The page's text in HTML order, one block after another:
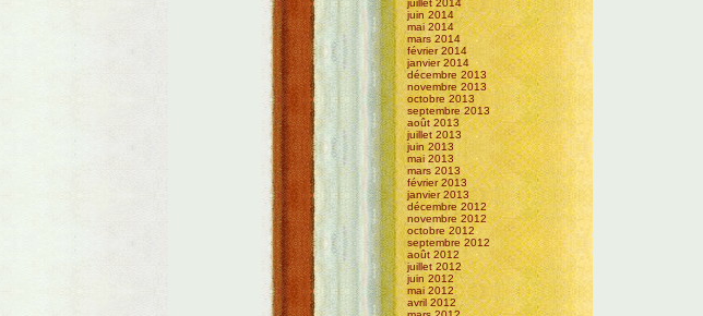
juillet 2014
juin 2014
mai 2014
mars 2014
février 2014
janvier 2014
décembre 2013
novembre 2013
octobre 2013
septembre 2013
août 2013
juillet 2013
juin 2013
mai 2013
mars 2013
février 2013
janvier 2013
décembre 2012
novembre 2012
octobre 2012
septembre 2012
août 2012
juillet 2012
juin 2012
mai 2012
avril 2012